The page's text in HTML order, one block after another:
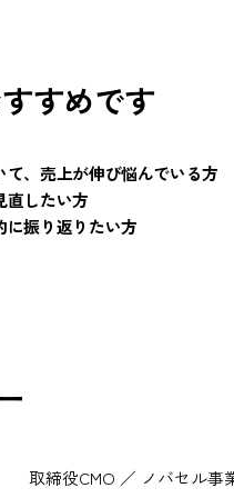
すめです
て、売上が伸び悩んでいる方
直したい方
に振り返りたい方
取締役CMO ／ ノバセル事